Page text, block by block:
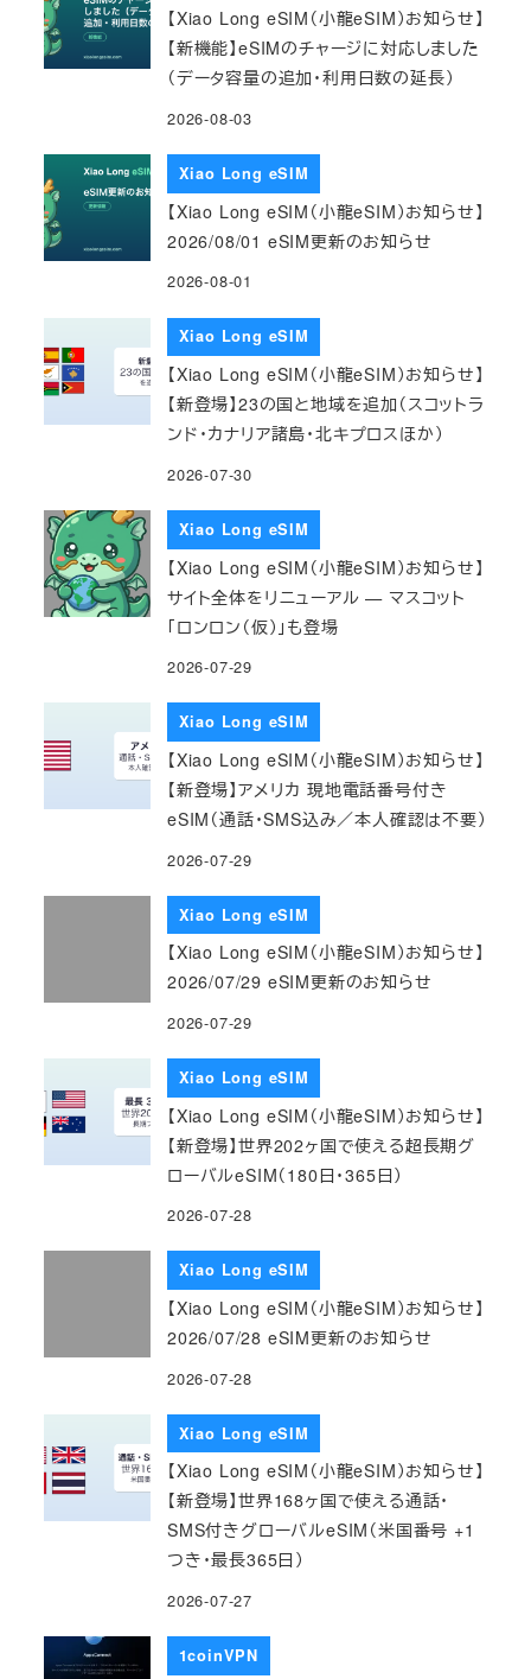
【Xiao Long eSIM（小龍eSIM）お知らせ】
【新機能】eSIMのチャージに対応しました
（データ容量の追加・利用日数の延長）
2026-08-03
Xiao Long eSIM
【Xiao Long eSIM（小龍eSIM）お知らせ】
2026/08/01 eSIM更新のお知らせ
2026-08-01
Xiao Long eSIM
【Xiao Long eSIM（小龍eSIM）お知らせ】
【新登場】23の国と地域を追加（スコットラ
ンド・カナリア諸島・北キプロスほか）
2026-07-30
Xiao Long eSIM
【Xiao Long eSIM（小龍eSIM）お知らせ】
サイト全体をリニューアル — マスコット
「ロンロン（仮）」も登場
2026-07-29
Xiao Long eSIM
【Xiao Long eSIM（小龍eSIM）お知らせ】
【新登場】アメリカ 現地電話番号付き
eSIM（通話・SMS込み／本人確認は不要）
2026-07-29
Xiao Long eSIM
【Xiao Long eSIM（小龍eSIM）お知らせ】
2026/07/29 eSIM更新のお知らせ
2026-07-29
Xiao Long eSIM
【Xiao Long eSIM（小龍eSIM）お知らせ】
【新登場】世界202ヶ国で使える超長期グ
ローバルeSIM（180日・365日）
2026-07-28
Xiao Long eSIM
【Xiao Long eSIM（小龍eSIM）お知らせ】
2026/07/28 eSIM更新のお知らせ
2026-07-28
Xiao Long eSIM
【Xiao Long eSIM（小龍eSIM）お知らせ】
【新登場】世界168ヶ国で使える通話・
SMS付きグローバルeSIM（米国番号 +1
つき・最長365日）
2026-07-27
1coinVPN